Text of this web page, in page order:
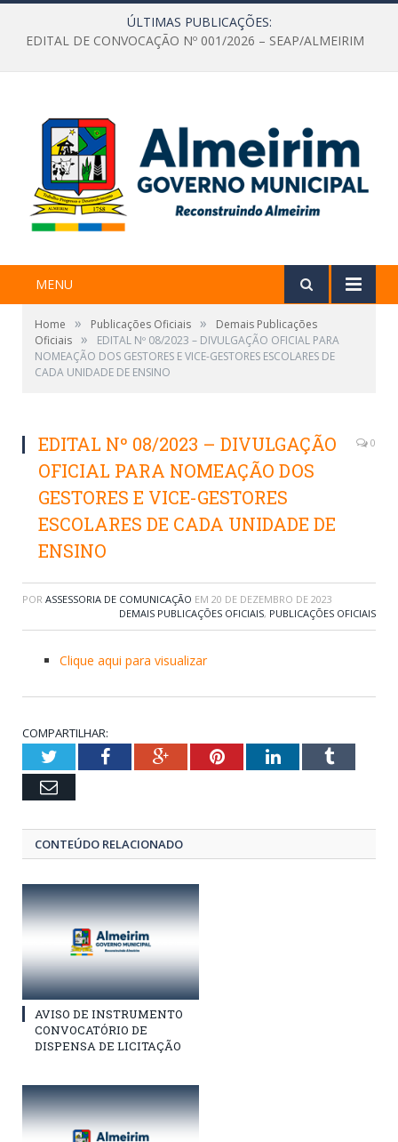
ÚLTIMAS PUBLICAÇÕES:
EDITAL DE CONVOCAÇÃO Nº 001/2026 – SEAP/ALMEIRIM
MENU
Home » Publicações Oficiais »
Demais Publicações
Oficiais »
EDITAL Nº 08/2023 – DIVULGAÇÃO OFICIAL PARA
NOMEAÇÃO DOS GESTORES E VICE-GESTORES ESCOLARES DE
CADA UNIDADE DE ENSINO
EDITAL Nº 08/2023 – DIVULGAÇÃO
OFICIAL PARA NOMEAÇÃO DOS
GESTORES E VICE-GESTORES
ESCOLARES DE CADA UNIDADE DE
ENSINO
0
POR ASSESSORIA DE COMUNICAÇÃO EM 20 DE DEZEMBRO DE 2023
DEMAIS PUBLICAÇÕES OFICIAIS, PUBLICAÇÕES OFICIAIS
Clique aqui para visualizar
COMPARTILHAR:
TwitterFacebookGoogle+PinterestLinkedInTumblr
Email
CONTEÚDO RELACIONADO
AVISO DE INSTRUMENTO
CONVOCATÓRIO DE
DISPENSA DE LICITAÇÃO